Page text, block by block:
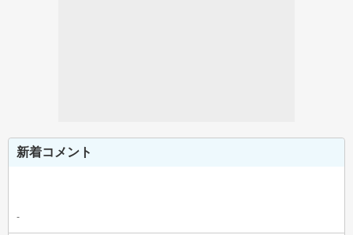
新着コメント
-